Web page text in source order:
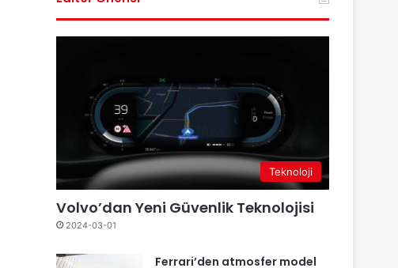
Teknoloji
Volvo’dan Yeni Güvenlik Teknolojisi
2024-03-01
Ferrari’den atmosfer model